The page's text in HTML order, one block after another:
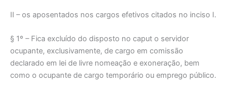
II – os aposentados nos cargos efetivos citados no inciso I.
§ 1º – Fica excluído do disposto no caput o servidor
ocupante, exclusivamente, de cargo em comissão
declarado em lei de livre nomeação e exoneração, bem
como o ocupante de cargo temporário ou emprego público.